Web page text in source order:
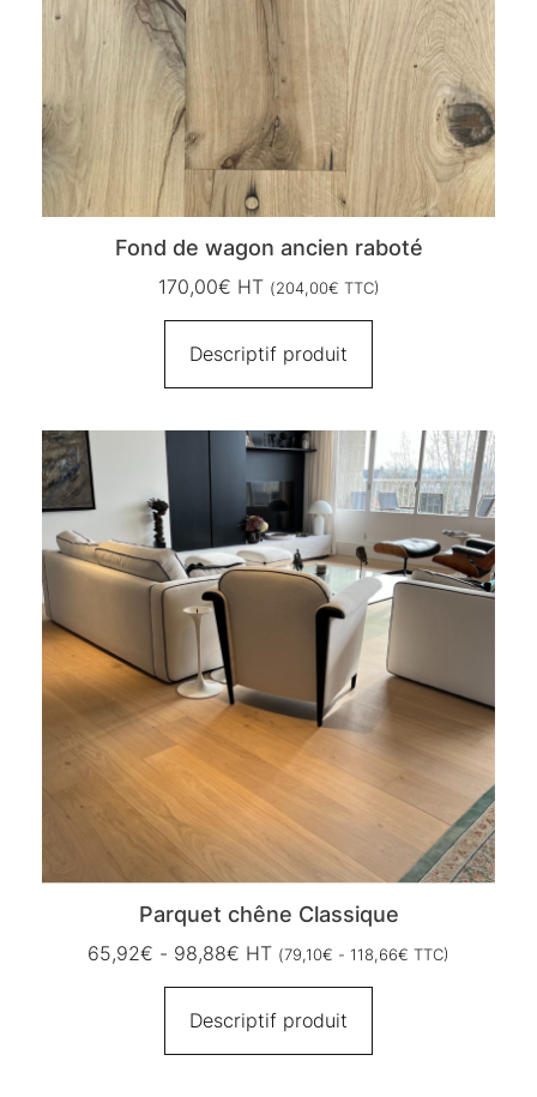
Fond de wagon ancien raboté
170,00€ HT (204,00€ TTC)
Descriptif produit
Parquet chêne Classique
65,92€ - 98,88€ HT (79,10€ - 118,66€ TTC)
Descriptif produit